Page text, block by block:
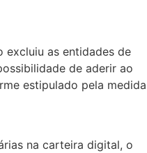
excluiu as entidades de
de aderir ao
estipulado pela medida
na carteira digital, o